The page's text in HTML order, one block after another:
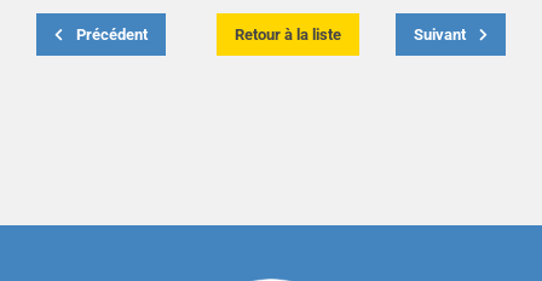
Précédent Retour à la liste Suivant